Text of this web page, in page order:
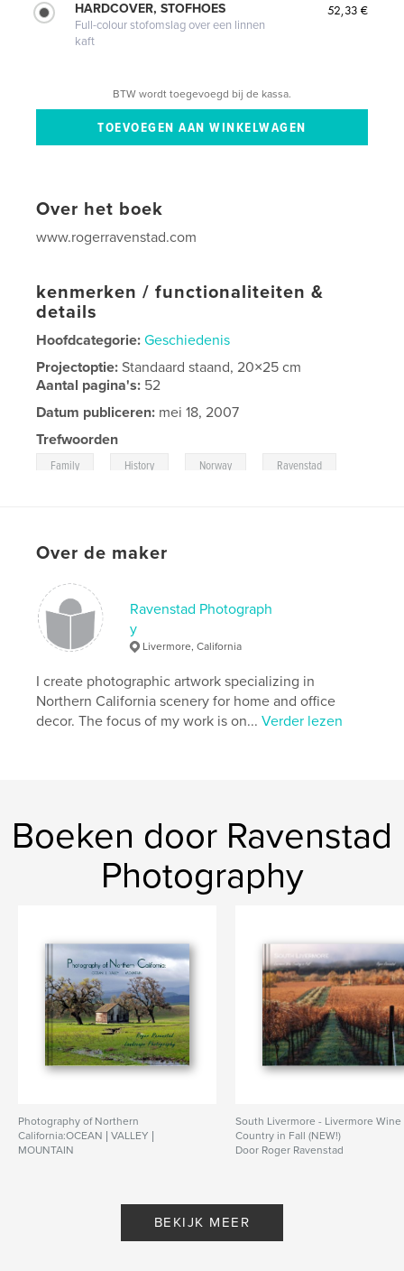
HARDCOVER, STOFHOES
Full-colour stofomslag over een linnen
kaft
52,33 €
BTW wordt toegevoegd bij de kassa.
Over het boek
www.rogerravenstad.com
kenmerken / functionaliteiten &
details
Hoofdcategorie: Geschiedenis
Projectoptie:Standaard staand, 20×25 cm
Aantal pagina's: 52
Datum publiceren: mei 18, 2007
Trefwoorden
Family History Norway Ravenstad
Over de maker
Ravenstad Photograph
y
Livermore, California
I create photographic artwork specializing in
Northern California scenery for home and office
decor. The focus of my work is on...Verder lezen
Boeken door Ravenstad
Photography
Photography of Northern
California:OCEAN | VALLEY |
MOUNTAIN
South Livermore - Livermore Wine
Country in Fall (NEW!)
Door Roger Ravenstad
BEKIJK MEER